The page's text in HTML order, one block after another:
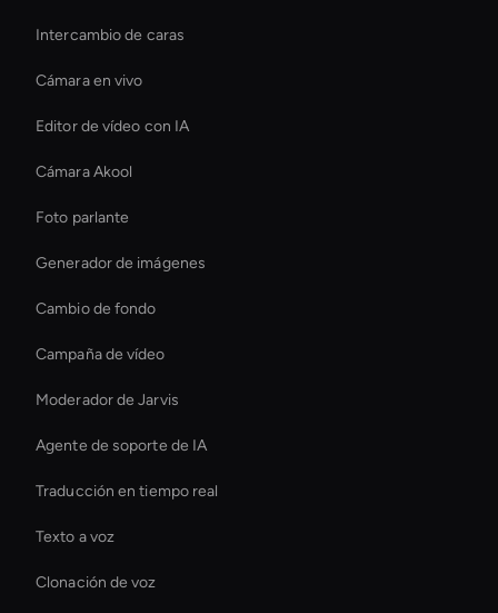
Intercambio de caras
Cámara en vivo
Editor de vídeo con IA
Cámara Akool
Foto parlante
Generador de imágenes
Cambio de fondo
Campaña de vídeo
Moderador de Jarvis
Agente de soporte de IA
Traducción en tiempo real
Texto a voz
Clonación de voz